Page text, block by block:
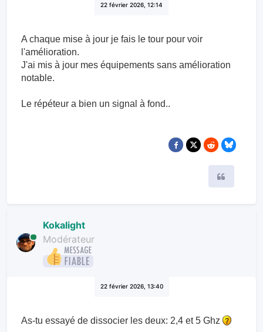
22 février 2026, 12:14
A chaque mise à jour je fais le tour pour voir
l'amélioration.
J'ai mis à jour mes équipements sans amélioration
notable.
Le répéteur a bien un signal à fond..
Kokalight
Modérateur
22 février 2026, 13:40
As-tu essayé de dissocier les deux: 2,4 et 5 Ghz